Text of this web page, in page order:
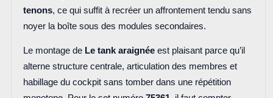
tenons, ce qui suffit à recréer un affrontement tendu sans
noyer la boîte sous des modules secondaires.
Le montage de Le tank araignéeest plaisant parce qu’il
alterne structure centrale, articulation des membres et
habillage du cockpit sans tomber dans une répétition